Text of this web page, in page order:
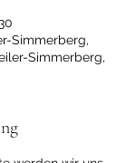
Simmerberg,
Simmerberg,